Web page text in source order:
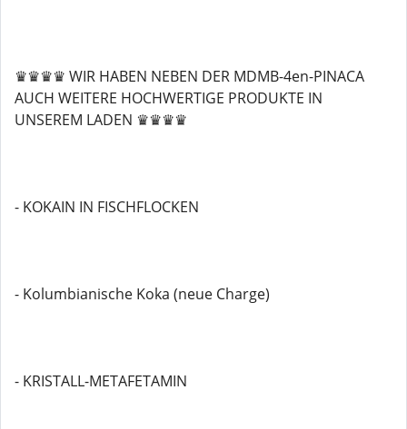
♛♛♛♛ WIR HABEN NEBEN DER MDMB-4en-PINACA
AUCH WEITERE HOCHWERTIGE PRODUKTE IN
UNSEREM LADEN ♛♛♛♛
- KOKAIN IN FISCHFLOCKEN
- Kolumbianische Koka (neue Charge)
- KRISTALL-METAFETAMIN